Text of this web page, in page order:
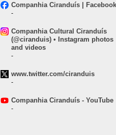
Companhia Ciranduís | Facebook
-
Companhia Cultural Ciranduís
(@ciranduis) • Instagram photos
and videos
-
www.twitter.com/ciranduis
-
Companhia Ciranduís - YouTube
-